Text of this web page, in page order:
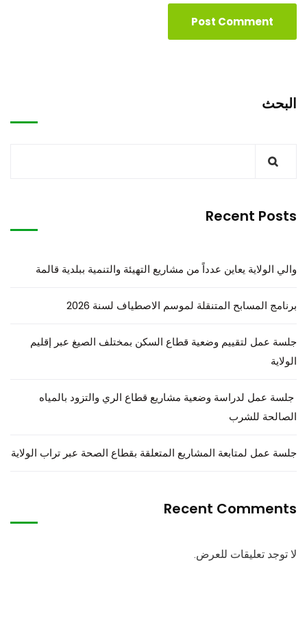
البحث
Recent Posts
والي الولاية يعاين عدداً من مشاريع التهيئة والتنمية ببلدية قالمة
برنامج المسابح المتنقلة لموسم الاصطياف لسنة 2026
جلسة عمل لتقييم وضعية قطاع السكن بمختلف الصيغ عبر إقليم
الولاية
جلسة عمل لدراسة وضعية مشاريع قطاع الري والتزود بالمياه
الصالحة للشرب
جلسة عمل لمتابعة المشاريع المتعلقة بقطاع الصحة عبر تراب الولاية
Recent Comments
لا توجد تعليقات للعرض.